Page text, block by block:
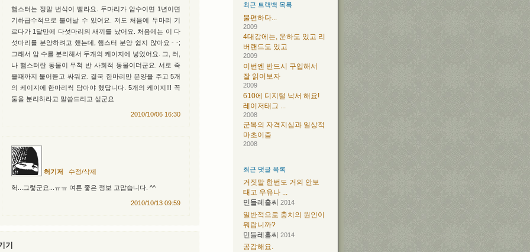
햄스터는 정말 번식이 빨라요. 두마리가 암수이면 1년이면
기하급수적으로 불어날 수 있어요. 저도 처음에 두마리 기
르다가 1달만에 다섯마리의 새끼를 났어요. 처음에는 이 다
섯마리를 분양하려고 했는데, 햄스터 분양 쉽지 않아요 - -;
그래서 암 수를 분리해서 두개의 케이지에 넣었어요. 그, 러,
나 햄스터란 동물이 무척 반 사회적 동물이더군요. 서로 죽
을때까지 물어뜯고 싸워요. 결국 한마리만 분양을 주고 5개
의 케이지에 한마리씩 담아야 했답니다. 5개의 케이지!!! 꼭
둘을 분리하라고 말씀드리고 싶군요
2010/10/06 16:30
허기저 수정/삭제
헉...그렇군요...ㅠㅠ 여튼 좋은 정보 고맙습니다. ^^
2010/10/13 09:59
기
최근 트랙백 목록
불편하다...
2009
4대강에는, 운하도 있고 리
버랜드도 있고
2009
이번엔 반드시 구입해서
잘 읽어보자
2009
610에 디지털 낙서 해요!
레이저태그 ...
2008
군복의 자격지심과 일상적
마초이즘
2008
최근 댓글 목록
거짓말 한번도 거의 안보
태고 우유나 ...
민들레홀씨 2014
일반적으로 충치의 원인이
뭐랍니까?
민들레홀씨 2014
공감해요.